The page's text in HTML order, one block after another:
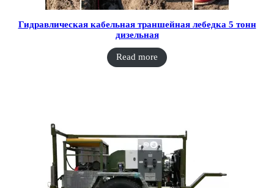
Гидравлическая кабельная траншейная лебедка 5 тонн
дизельная
Read more